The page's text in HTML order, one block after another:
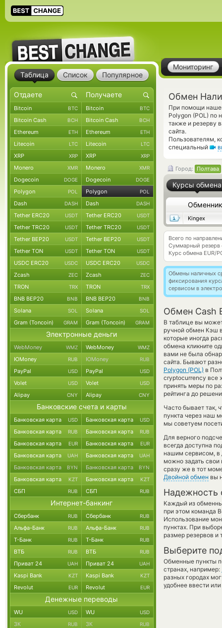
Мониторинг
Обмен
При помощи
Polygon (POL) по
также и резерву
сайта.
Пользователям,
специальный
Город: Полтава
Курсы обмена
Обменник
Kingex
Всего по
Суммарный резерв
Курс обмена EUR/
Обмены наличных
фиксирования
сервисом в
Обмен Cash
В таблице вы
ручной обмен Кэш
которые иногда
обмена кликните
вами не была
сайта. Бывают
Polygon (POL) в
cryptocurrency все
принять меры по
рейтинга до
Часто бывает так,
пункта через наш
мы советуем
Для верного
всегда доступна
нашим сервисом, в
можно задать
сразу же в тот
Двойной обмен вы
Надежность
Каждый из
при этом команда
Использование
пунктах. При
размер резервов и
Выберите
Обменные пункты
странах, например:
разных городах
удобнее ввести
Таблица Список Популярное
Bitcoin BTC Bitcoin BTC
Bitcoin Cash BCH Bitcoin Cash BCH
Ethereum ETH Ethereum ETH
Litecoin LTC Litecoin LTC
XRP XRP XRP XRP
Monero XMR Monero XMR
Dogecoin DOGE Dogecoin DOGE
Polygon POL Polygon POL
Dash DASH Dash DASH
Tether ERC20 USDT Tether ERC20 USDT
Tether TRC20 USDT Tether TRC20 USDT
Tether BEP20 USDT Tether BEP20 USDT
Tether TON USDT Tether TON USDT
USDC ERC20 USDC USDC ERC20 USDC
Zcash ZEC Zcash ZEC
TRON TRX TRON TRX
BNB BEP20 BNB BNB BEP20 BNB
Solana SOL Solana SOL
Gram (Toncoin) GRAM Gram (Toncoin) GRAM
Электронные деньги
WebMoney WMZ WebMoney WMZ
ЮMoney RUB ЮMoney RUB
PayPal USD PayPal USD
Volet USD Volet USD
Alipay CNY Alipay CNY
Банковские счета и карты
Банковская карта USD Банковская карта USD
Банковская карта RUB Банковская карта RUB
Банковская карта EUR Банковская карта EUR
Банковская карта UAH Банковская карта UAH
Банковская карта BYN Банковская карта BYN
Банковская карта KZT Банковская карта KZT
СБП RUB СБП RUB
Интернет-банкинг
Сбербанк RUB Сбербанк RUB
Альфа-Банк RUB Альфа-Банк RUB
Т-Банк RUB Т-Банк RUB
ВТБ RUB ВТБ RUB
Приват 24 UAH Приват 24 UAH
Kaspi Bank KZT Kaspi Bank KZT
Revolut EUR Revolut EUR
Денежные переводы
WU USD WU USD
ЗК RUB ЗК RUB